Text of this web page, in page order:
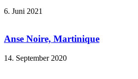
6. Juni 2021
Anse Noire, Martinique
14. September 2020